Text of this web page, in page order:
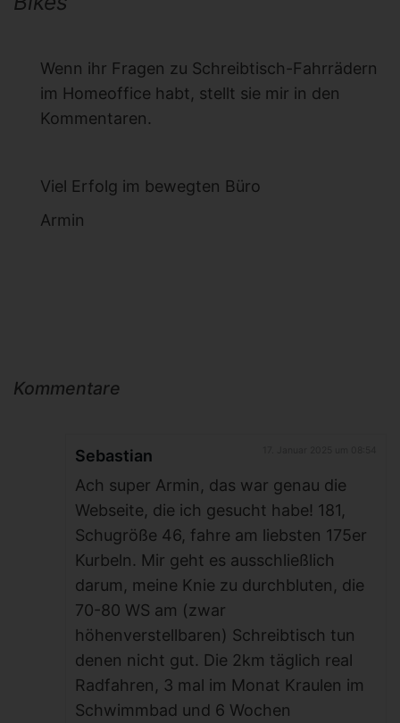
Wenn ihr Fragen zu Schreibtisch-Fahrrädern
im Homeoffice habt, stellt sie mir in den
Kommentaren.
Viel Erfolg im bewegten Büro
Armin
Kommentare
Sebastian
Ach super Armin, das war genau die
Webseite, die ich gesucht habe! 181,
Schugröße 46, fahre am liebsten 175er
Kurbeln. Mir geht es ausschließlich
darum, meine Knie zu durchbluten, die
70-80 WS am (zwar
höhenverstellbaren) Schreibtisch tun
denen nicht gut. Die 2km täglich real
Radfahren, 3 mal im Monat Kraulen im
Schwimmbad und 6 Wochen